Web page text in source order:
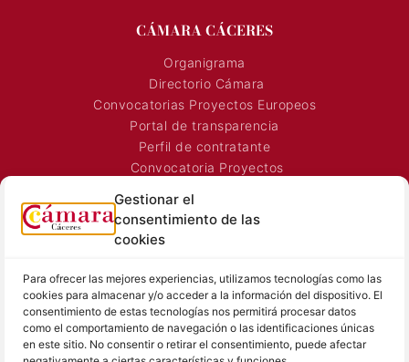
Gestionar el
consentimiento de las
cookies
Para ofrecer las mejores experiencias, utilizamos tecnologías como las
cookies para almacenar y/o acceder a la información del dispositivo. El
consentimiento de estas tecnologías nos permitirá procesar datos
como el comportamiento de navegación o las identificaciones únicas
en este sitio. No consentir o retirar el consentimiento, puede afectar
CÁMARA CÁCERES
Organigrama
Directorio Cámara
Convocatorias Proyectos Europeos
Portal de transparencia
Perfil de contratante
Convocatoria Proyectos
Horarios Comerciales
Contacto
Directorio AEXTIC
SALA DE PRENSA TEXTOS LEGALES